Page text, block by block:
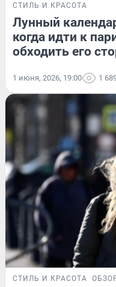
СТИЛЬ И КРАСОТА
Лунный
когда идти к
обходить его
1 июня, 2026, 19:00 1
СТИЛЬ И КРАСОТА